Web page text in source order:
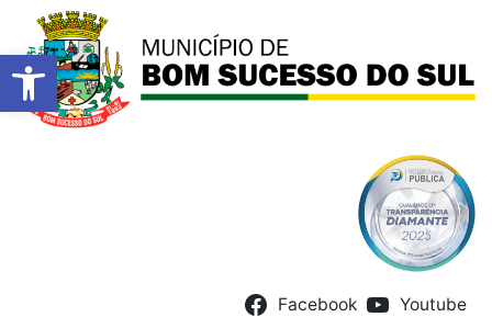
Barra de Ferramentas
Facebook Youtube